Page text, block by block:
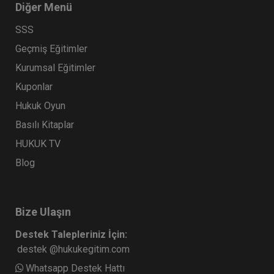
Diğer Menü
SSS
Geçmiş Eğitimler
Kurumsal Eğitimler
Kuponlar
Hukuk Oyun
Basılı Kitaplar
HUKUK TV
Blog
Bize Ulaşın
Destek Talepleriniz İçin:
destek @hukukegitim.com
Whatsapp Destek Hattı